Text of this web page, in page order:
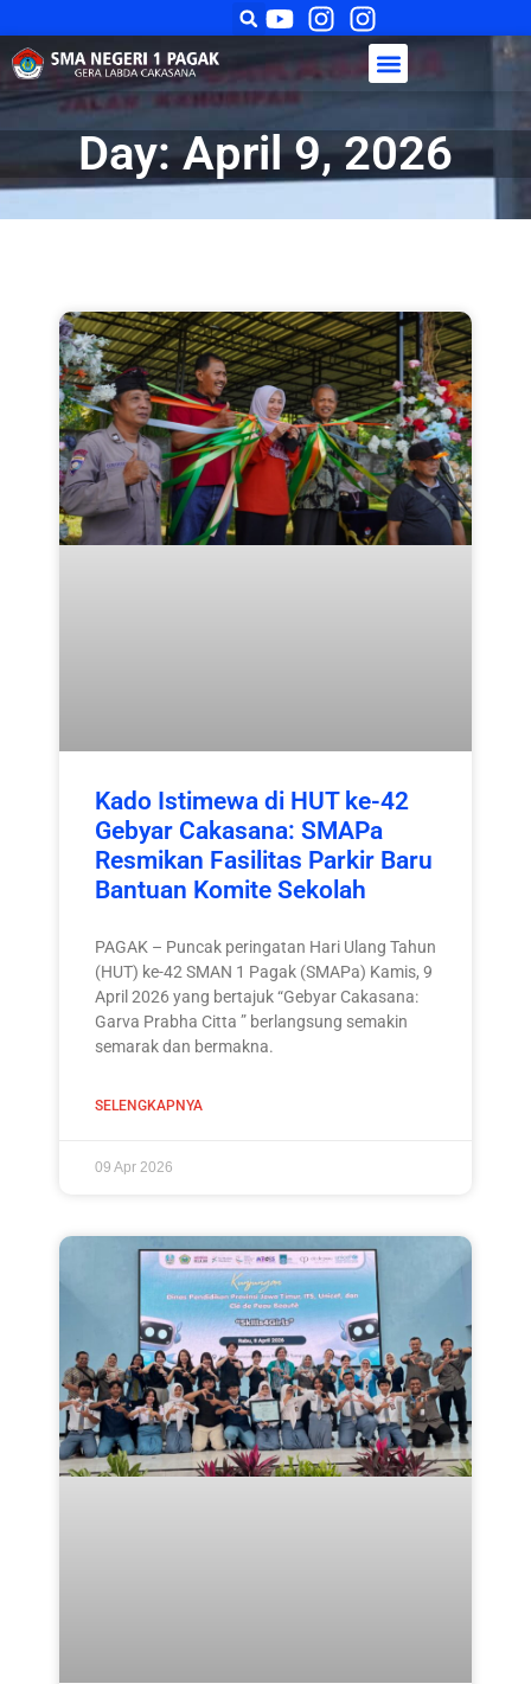
Day: April 9, 2026
Kado Istimewa di HUT ke-42
Gebyar Cakasana: SMAPa
Resmikan Fasilitas Parkir Baru
Bantuan Komite Sekolah
PAGAK – Puncak peringatan Hari Ulang Tahun
(HUT) ke-42 SMAN 1 Pagak (SMAPa) Kamis, 9
April 2026 yang bertajuk “Gebyar Cakasana:
Garva Prabha Citta ” berlangsung semakin
semarak dan bermakna.
SELENGKAPNYA
09 Apr 2026